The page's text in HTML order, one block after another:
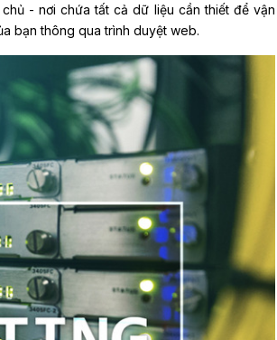
- nơi chứa tất cả dữ liệu cần thiết để vận
bạn thông qua trình duyệt web.